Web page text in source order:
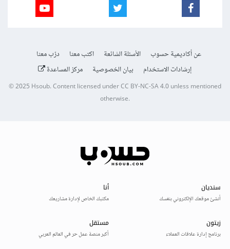
عن أكاديمية حسوب الأسئلة الشائعة اكتب معنا
درّب معنا
إرشادات الاستخدام
بيان الخصوصية مركز المساعدة
© 2025Hsoub.Content licensed underCC BY-NC-SA 4.0unless mentioned
otherwise.